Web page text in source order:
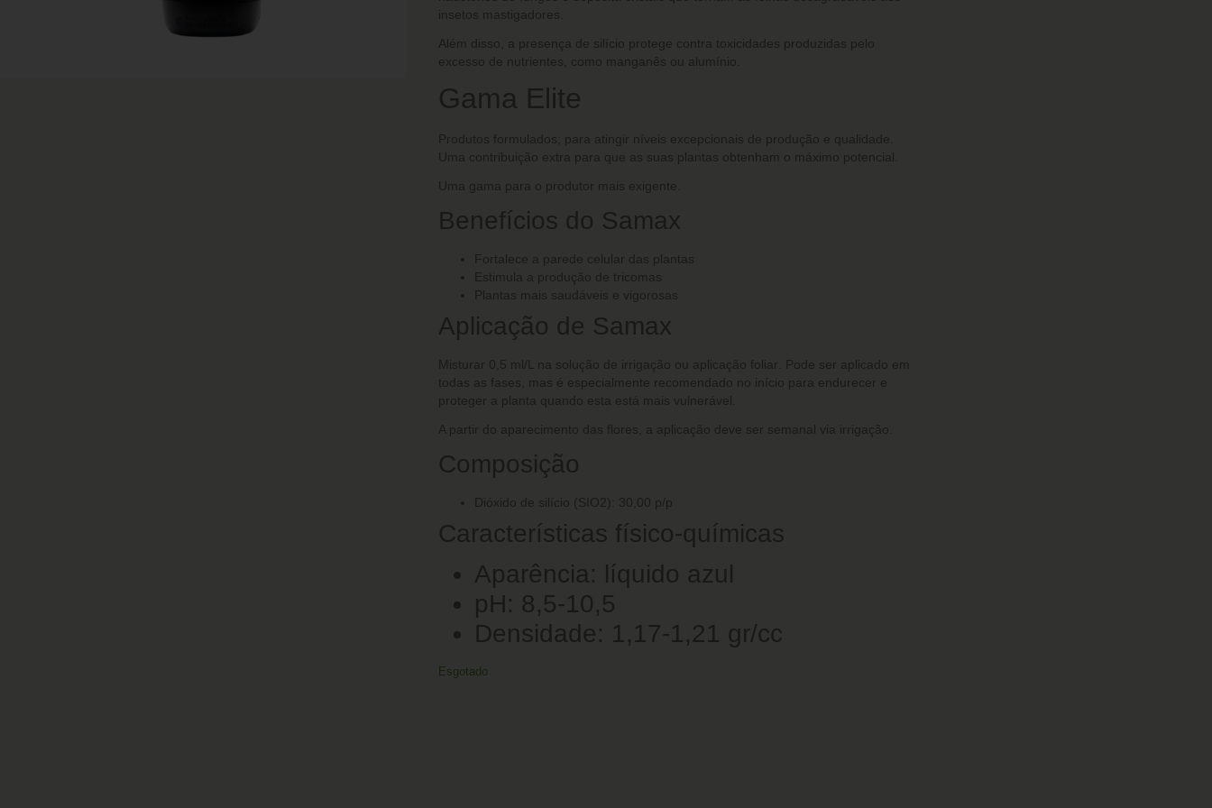
insetos mastigadores.
Além disso, a presença de silício protege contra toxicidades produzidas pelo
excesso de nutrientes, como manganês ou alumínio.
Gama Elite
Produtos formulados; para atingir níveis excepcionais de produção e qualidade.
Uma contribuição extra para que as suas plantas obtenham o máximo potencial.
Uma gama para o produtor mais exigente.
Benefícios do Samax
Fortalece a parede celular das plantas
Estimula a produção de tricomas
Plantas mais saudáveis e vigorosas
Aplicação de Samax
Misturar 0,5 ml/L na solução de irrigação ou aplicação foliar
. Pode ser aplicado em
todas as fases, mas é especialmente recomendado no início para endurecer e
proteger a planta quando esta está mais vulnerável.
A partir do aparecimento das flores, a aplicação deve ser semanal via irrigação.
Composição
Dióxido de silício (SIO2): 30,00 p/p
Características físico-químicas
Aparência: líquido azul
pH: 8,5-10,5
Densidade: 1,17-1,21 gr/cc
Esgotado